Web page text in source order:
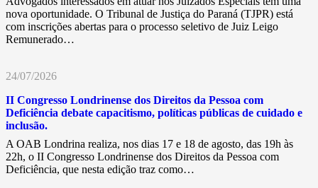
nova oportunidade. O Tribunal de Justiça do Paraná (TJPR) está
com inscrições abertas para o processo seletivo de Juiz Leigo
Remunerado…
24/07/2026
II Congresso Londrinense dos Direitos da Pessoa com
Deficiência debate capacitismo, políticas públicas de cuidado e
inclusão.
A OAB Londrina realiza, nos dias 17 e 18 de agosto, das 19h às
22h, o II Congresso Londrinense dos Direitos da Pessoa com
Deficiência, que nesta edição traz como…